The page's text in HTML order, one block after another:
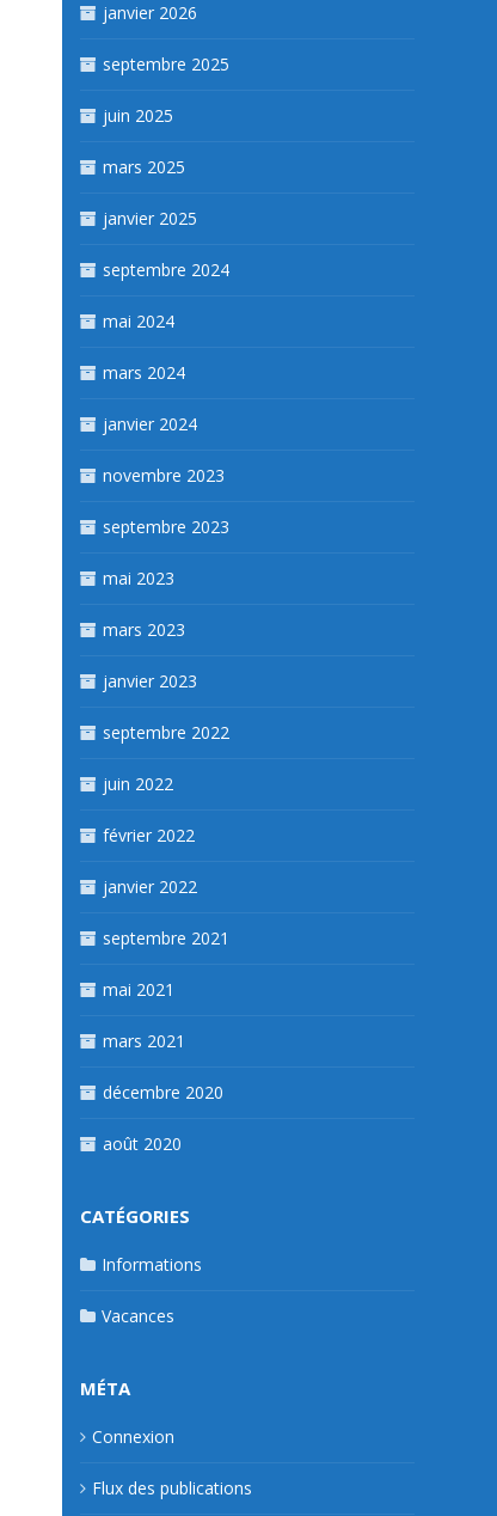
janvier 2026
septembre 2025
juin 2025
mars 2025
janvier 2025
septembre 2024
mai 2024
mars 2024
janvier 2024
novembre 2023
septembre 2023
mai 2023
mars 2023
janvier 2023
septembre 2022
juin 2022
février 2022
janvier 2022
septembre 2021
mai 2021
mars 2021
décembre 2020
août 2020
CATÉGORIES
Informations
Vacances
MÉTA
Connexion
Flux des publications